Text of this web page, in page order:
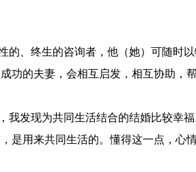
的、终生的咨询者，他（她）可随时
功的夫妻，会相互启发，相互协助，
发现为共同生活结合的结婚比较幸福
是用来共同生活的。懂得这一点，